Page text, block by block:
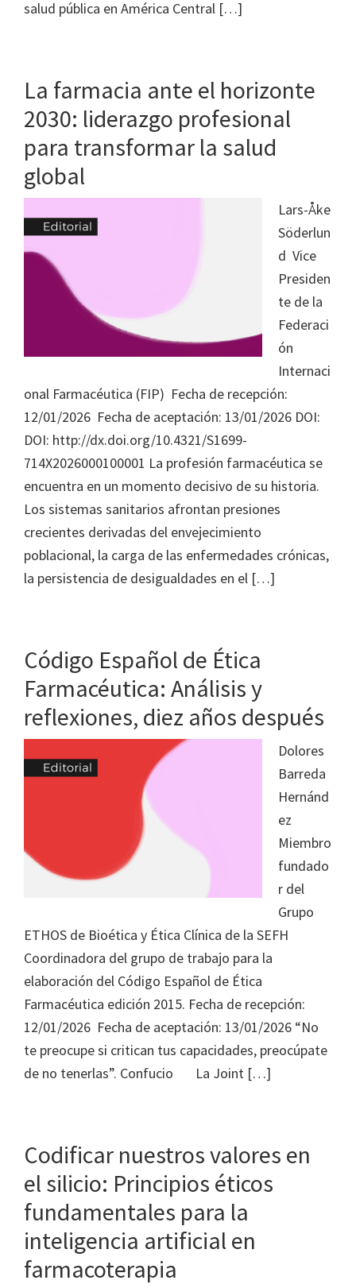
salud pública en América Central […]
La farmacia ante el horizonte
2030: liderazgo profesional
para transformar la salud
global
Lars-Åke
Söderlun
d Vice
Presiden
te de la
Federaci
ón
Internaci
onal Farmacéutica (FIP) Fecha de recepción:
12/01/2026 Fecha de aceptación: 13/01/2026 DOI:
DOI: http://dx.doi.org/10.4321/S1699-
714X2026000100001 La profesión farmacéutica se
encuentra en un momento decisivo de su historia.
Los sistemas sanitarios afrontan presiones
crecientes derivadas del envejecimiento
poblacional, la carga de las enfermedades crónicas,
la persistencia de desigualdades en el […]
Código Español de Ética
Farmacéutica: Análisis y
reflexiones, diez años después
Dolores
Barreda
Hernánd
ez
Miembro
fundado
r del
Grupo
ETHOS de Bioética y Ética Clínica de la SEFH
Coordinadora del grupo de trabajo para la
elaboración del Código Español de Ética
Farmacéutica edición 2015. Fecha de recepción:
12/01/2026 Fecha de aceptación: 13/01/2026 “No
te preocupe si critican tus capacidades, preocúpate
de no tenerlas”. Confucio La Joint […]
Codificar nuestros valores en
el silicio: Principios éticos
fundamentales para la
inteligencia artificial en
farmacoterapia